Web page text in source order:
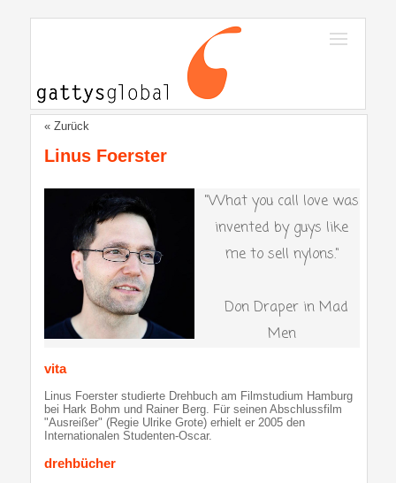
« Zurück
Linus Foerster
"What you call love was
invented by guys like
me to sell nylons."
Don Draper in Mad
Men
vita
Linus Foerster studierte Drehbuch am Filmstudium Hamburg
bei Hark Bohm und Rainer Berg. Für seinen Abschlussfilm
"Ausreißer" (Regie Ulrike Grote) erhielt er 2005 den
Internationalen Studenten-Oscar.
drehbücher